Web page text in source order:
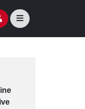
Seitennavigation